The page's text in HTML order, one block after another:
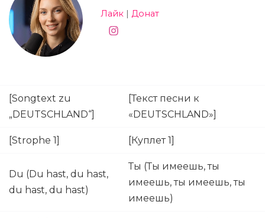
Лайк | Донат
[Songtext zu
„DEUTSCHLAND“]
[Текст песни к
«DEUTSCHLAND»]
[Strophe 1] [Куплет 1]
Du (Du hast, du hast,
du hast, du hast)
Ты (Ты имеешь, ты
имеешь, ты имеешь, ты
имеешь)